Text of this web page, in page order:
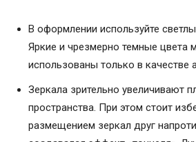
В оформлении используйте
Яркие и чрезмерно темные цвета
использованы только в качестве
Зеркала зрительно увеличивают
пространства. При этом стоит
размещением зеркал друг